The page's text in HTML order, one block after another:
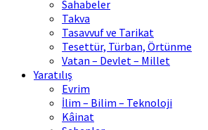
Sahabeler
Takva
Tasavvuf ve Tarikat
Tesettür, Türban, Örtünme
Vatan – Devlet – Millet
Yaratılış
Evrim
İlim – Bilim – Teknoloji
Kâinat